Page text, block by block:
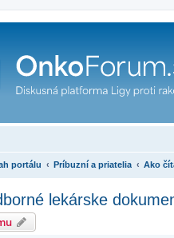
portálu Príbuzní a priatelia Ako
lekárske